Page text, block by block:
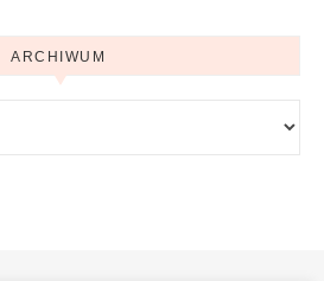
ARCHIWUM